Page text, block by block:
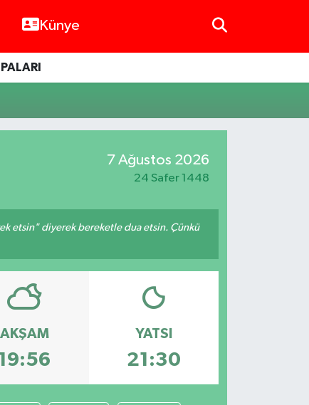
Künye
7 Ağustos 2026
24 Safer 1448
etsin" diyerek bereketle dua etsin. Çünkü
AKŞAM YATSI
21:30